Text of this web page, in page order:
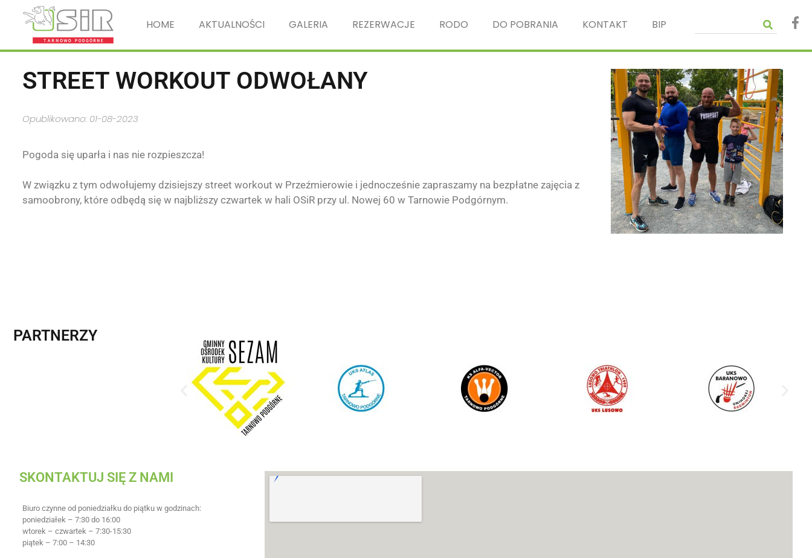
HOME AKTUALNOŚCI GALERIA REZERWACJE RODO DO POBRANIA KONTAKT BIP
STREET WORKOUT ODWOŁANY
Opublikowano: 01-08-2023
Pogoda się uparła i nas nie rozpieszcza!
W związku z tym odwołujemy dzisiejszy street workout w Przeźmierowie i jednocześnie zapraszamy na bezpłatne zajęcia z
samoobrony, które odbędą się w najbliższy czwartek w hali OSiR przy ul. Nowej 60 w Tarnowie Podgórnym.
PARTNERZY
SKONTAKTUJ SIĘ Z NAMI
Biuro czynne od poniedziałku do piątku w godzinach:
poniedziałek – 7:30 do 16:00
wtorek – czwartek – 7:30-15:30
piątek – 7:00 – 14:30